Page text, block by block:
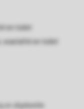
en toilet
wastafel en toilet